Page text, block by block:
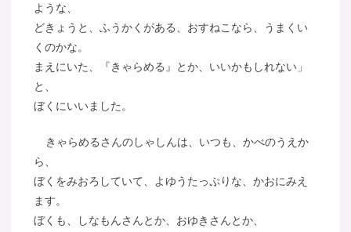
ような、
どきょうと、ふうかくがある、おすねこなら、うまくい
くのかな。
まえにいた、『きゃらめる』とか、いいかもしれない」
と、
ぼくにいいました。
きゃらめるさんのしゃしんは、いつも、かべのうえか
ら、
ぼくをみおろしていて、よゆうたっぷりな、かおにみえ
ます。
ぼくも、しなもんさんとか、おゆきさんとか、